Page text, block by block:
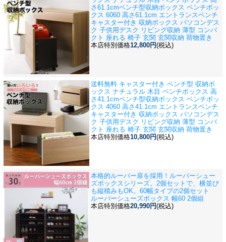
さ61.1cmベンチ型収納ボックス ベンチボッ
クス 6060 高さ61.1cm エントランスベンチ
キャスター付き 収納ボックス パソコンデス
ク 子供用デスク リビング収納 薄型 コンバ
クト 座れる 椅子 玄関 玄関収納 荷物置き
本店特別価格12,800円(税込)
送料無料 キャスター付き ベンチ型 収納ボ
ックス ナチュラル 木目 ベンチボックス 高
さ41.1cmベンチ型収納ボックス ベンチボッ
クス 4060 高さ41.1cm エントランスベンチ
キャスター付き 収納ボックス パソコンデス
ク 子供用デスク リビング収納 薄型 コンバ
クト 座れる 椅子 玄関 玄関収納 荷物置き
本店特別価格10,800円(税込)
本格的ルーバー扉を採用！ルーバーシュー
ズボックスシリーズ。2個セットで、横並び
も縦積みもOK。60幅タイプの2個セット
ルーバーシューズボックス 幅60 2個組
本店特別価格20,990円(税込)